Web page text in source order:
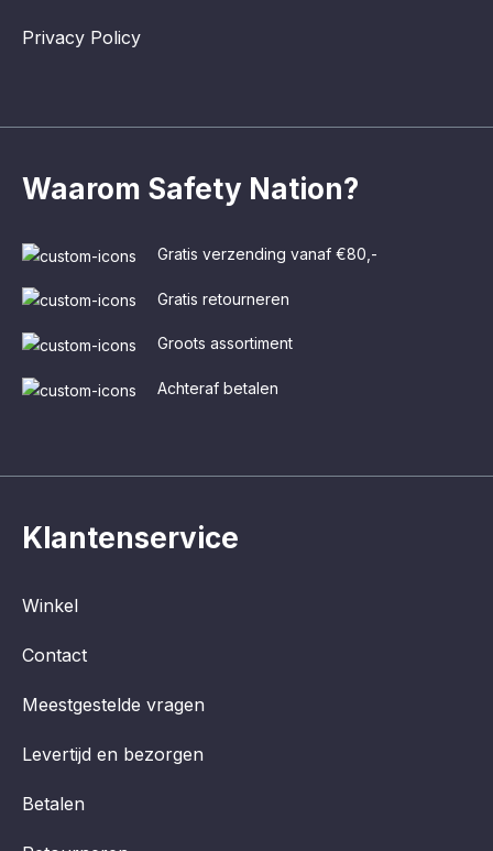
Klantenservice
Winkel
Contact
Meestgestelde vragen
Levertijd en bezorgen
Betalen
Waarom Safety Nation?
Gratis verzending vanaf €80,-
Gratis retourneren
Groots assortiment
Achteraf betalen
Privacy Policy